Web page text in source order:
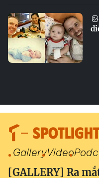
GalleryVideo
[GALLERY] Ra